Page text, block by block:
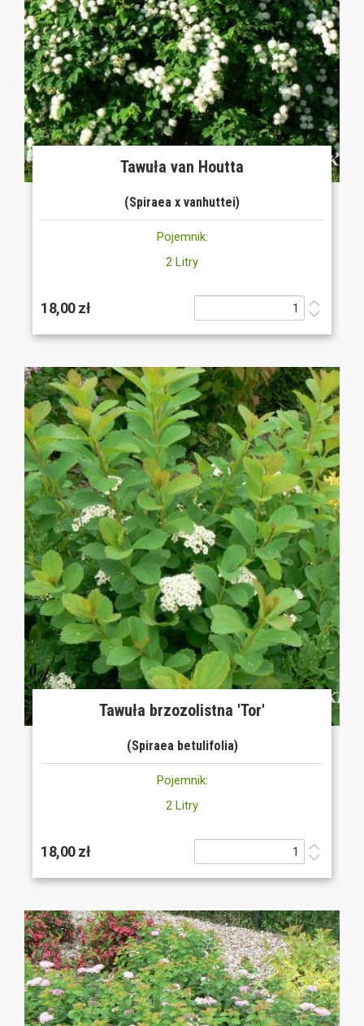
Tawuła van Houtta
(Spiraea x vanhuttei)
Pojemnik:
2 Litry
18,00 zł
Tawuła brzozolistna 'Tor'
(Spiraea betulifolia)
Pojemnik:
2 Litry
18,00 zł